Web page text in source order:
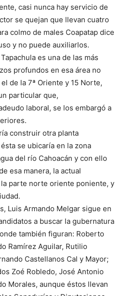
casi nunca hay servicio de
se quejan que llevan cuatro
colmo de males Coapatap dice
y no puede auxiliarlos.
es una de las más
profundos en esa área no
de la 7ª Oriente y 15 Norte,
particular que,
laboral, se los embargó a
construir otra planta
se ubicaría en la zona
del río Cahoacán y con ello
esa manera, la actual
parte norte oriente poniente, y
Luis Armando Melgar sigue en
a buscar la gubernatura
también figuran: Roberto
Ramírez Aguilar, Rutilio
Castellanos Cal y Mayor;
Zoé Robledo, José Antonio
Morales, aunque éstos llevan